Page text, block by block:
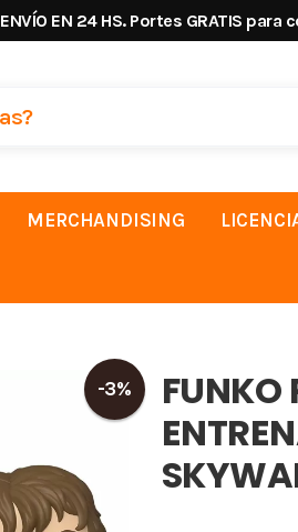
ENVÍO EN 24 HS. Portes GRATIS
MERCHANDISING
-3%
FUNKO